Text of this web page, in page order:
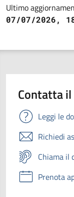
Ultimo
07/07/2026,
Contatta
Leggi le
Richiedi
Chiama il
Prenota